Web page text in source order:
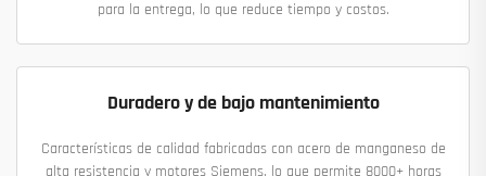
para la entrega, lo que reduce tiempo y costos.
Duradero y de bajo mantenimiento
Características de calidad fabricadas con acero de manganeso de
alta resistencia y motores Siemens, lo que permite 8000+ horas